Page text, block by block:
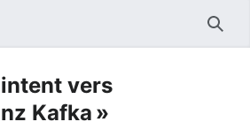
vers
Kafka »